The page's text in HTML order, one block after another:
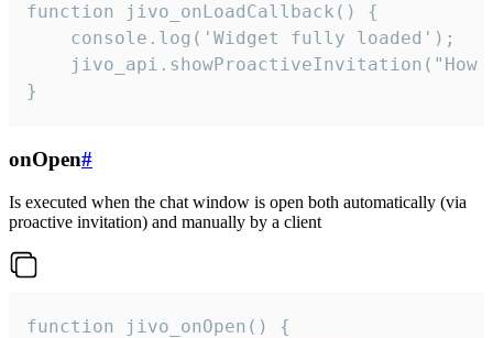
function jivo_onLoadCallback() {
    console.log('Widget fully loaded');
jivo_api.showProactiveInvitation("How
}
onOpen#
Is executed when the chat window is open both automatically (via
proactive invitation) and manually by a client
function jivo_onOpen() {